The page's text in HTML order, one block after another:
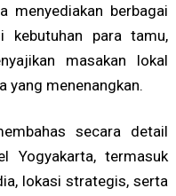
menyediakan berbagai
kebutuhan para tamu,
masakan lokal
yang menenangkan.
secara detail
Yogyakarta, termasuk
lokasi strategis, serta